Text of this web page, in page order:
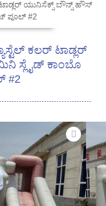
ಟಾಡ್ಲರ್ ಯುನಿಸೆಕ್ಸ್ ಬೌನ್ಸ್ ಹೌಸ್
ಪೂಲ್ #2
ಕಲರ್ ಟಾಡ್ಲರ್
ಸ್ಲೈಡ್ ಕಾಂಬೊ
#2